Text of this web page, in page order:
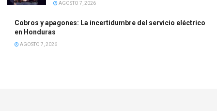
AGOSTO 7, 2026
Cobros y apagones: La incertidumbre del servicio eléctrico
en Honduras
AGOSTO 7, 2026